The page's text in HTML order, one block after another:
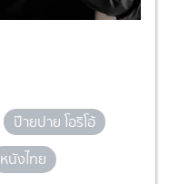
ป๊ายปาย โอริโอ้
หนังไทย